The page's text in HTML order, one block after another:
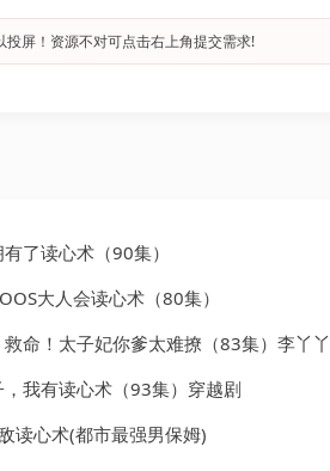
屏！资源不对可点击右上角提交需求!
了读心术（90集）
大人会读心术（80集）
命！太子妃你爹太难撩（83集）李丫丫
我有读心术（93集）穿越剧
读心术(都市最强男保姆)